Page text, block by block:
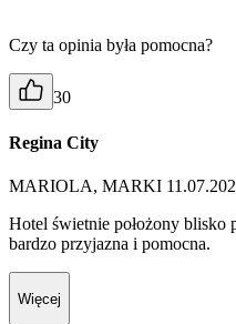
Czy ta opinia była pomocna?
30
Regina City
MARIOLA, MARKI
Hotel świetnie położony blisko
bardzo przyjazna i pomocna.
Więcej